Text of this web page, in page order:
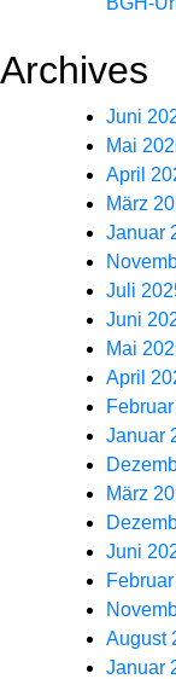
Archives
Juni
Mai
April
März
Januar
Juli
Juni
Mai
April
Januar
März
Juni
August
Januar